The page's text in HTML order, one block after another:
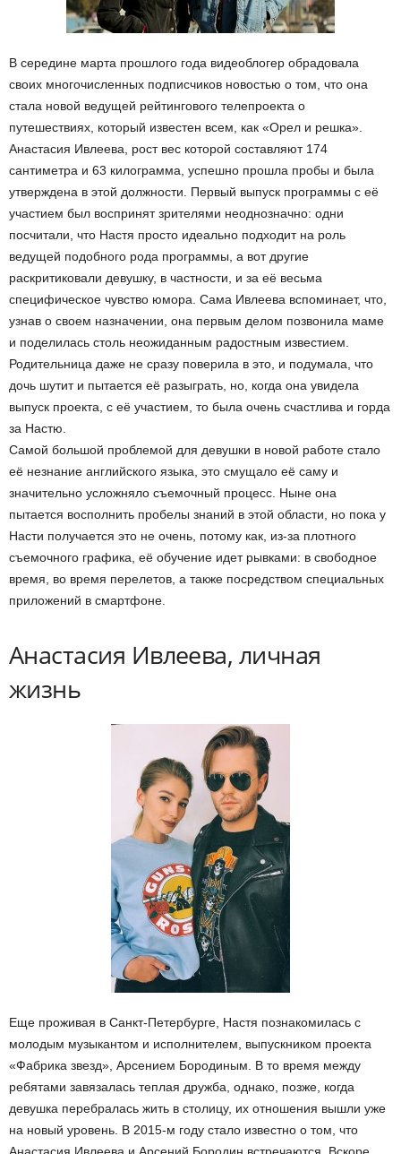
В середине марта прошлого года видеоблогер обрадовала
своих многочисленных подписчиков новостью о том, что она
стала новой ведущей рейтингового телепроекта о
путешествиях, который известен всем, как «Орел и решка».
Анастасия Ивлеева, рост вес которой составляют 174
сантиметра и 63 килограмма, успешно прошла пробы и была
утверждена в этой должности. Первый выпуск программы с её
участием был воспринят зрителями неоднозначно: одни
посчитали, что Настя просто идеально подходит на роль
ведущей подобного рода программы, а вот другие
раскритиковали девушку, в частности, и за её весьма
специфическое чувство юмора. Сама Ивлеева вспоминает, что,
узнав о своем назначении, она первым делом позвонила маме
и поделилась столь неожиданным радостным известием.
Родительница даже не сразу поверила в это, и подумала, что
дочь шутит и пытается её разыграть, но, когда она увидела
выпуск проекта, с её участием, то была очень счастлива и горда
за Настю.
Самой большой проблемой для девушки в новой работе стало
её незнание английского языка, это смущало её саму и
значительно усложняло съемочный процесс. Ныне она
пытается восполнить пробелы знаний в этой области, но пока у
Насти получается это не очень, потому как, из-за плотного
съемочного графика, её обучение идет рывками: в свободное
время, во время перелетов, а также посредством специальных
приложений в смартфоне.
Анастасия Ивлеева, личная
жизнь
Еще проживая в Санкт-Петербурге, Настя познакомилась с
молодым музыкантом и исполнителем, выпускником проекта
«Фабрика звезд», Арсением Бородиным. В то время между
ребятами завязалась теплая дружба, однако, позже, когда
девушка перебралась жить в столицу, их отношения вышли уже
на новый уровень. В 2015-м году стало известно о том, что